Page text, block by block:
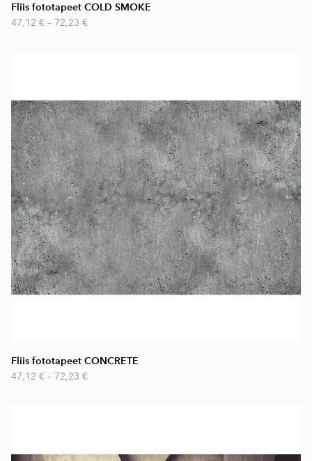
Fliis fototapeet COLD SMOKE
47,12 € – 72,23 €
Fliis fototapeet CONCRETE
47,12 € – 72,23 €